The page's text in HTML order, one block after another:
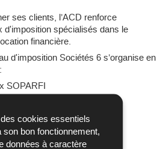
cookies essentiels
son bon fonctionnement,
données à caractère
ses clients, l’ACD renforce
d'imposition spécialisés dans le
financière.
d'imposition Sociétés 6 s’organise en
SOPARFI
et entités liées
d’investissement
?